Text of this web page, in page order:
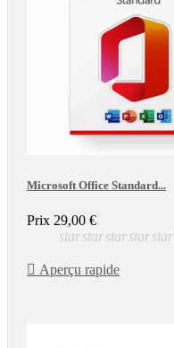
Microsoft Office Standard...
Prix 29,00 €
starstarstarstarstar
 Aperçu rapide